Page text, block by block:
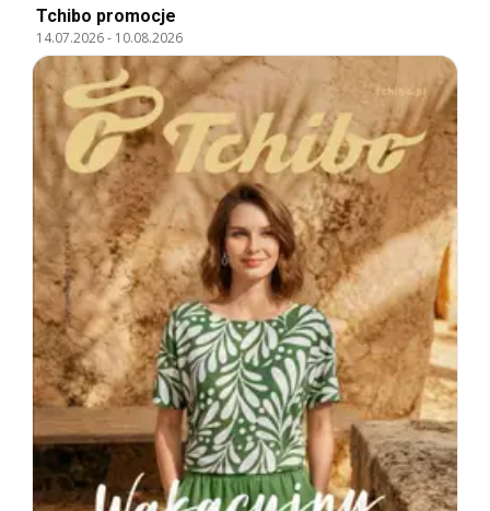
Tchibo promocje
14.07.2026- 10.08.2026